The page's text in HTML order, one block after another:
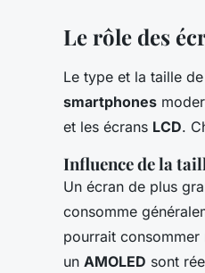
Le rôle des
Le type et la taille de
smartphones
et les écrans LCD.
Influence de la
Un écran de plus
consomme
pourrait consommer
un AMOLED sont